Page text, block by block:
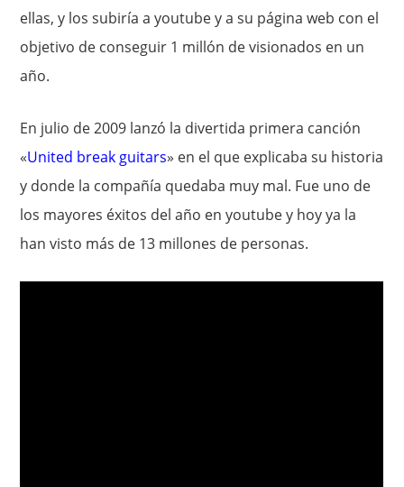
ellas, y los subiría a youtube y a su página web con el
objetivo de conseguir 1 millón de visionados en un
año.
En julio de 2009 lanzó la divertida primera canción
«United break guitars» en el que explicaba su historia
y donde la compañía quedaba muy mal. Fue uno de
los mayores éxitos del año en youtube y hoy ya la
han visto más de 13 millones de personas.